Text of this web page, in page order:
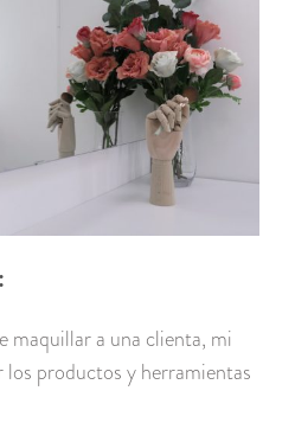
maquillar a una clienta, mi
los productos y herramientas